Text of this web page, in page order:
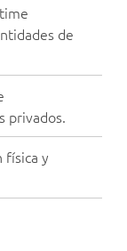
de
privados.
física y